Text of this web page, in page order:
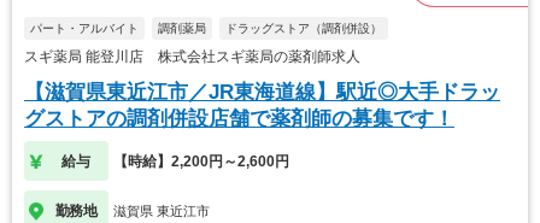
パート・アルバイト 調剤薬局 ドラッグストア（調剤併設）
スギ薬局 能登川店 株式会社スギ薬局の薬剤師求人
【滋賀県東近江市／JR東海道線】駅近◎大手ドラッ
グストアの調剤併設店舗で薬剤師の募集です！
給与 【時給】2,200円～2,600円
勤務地 滋賀県 東近江市